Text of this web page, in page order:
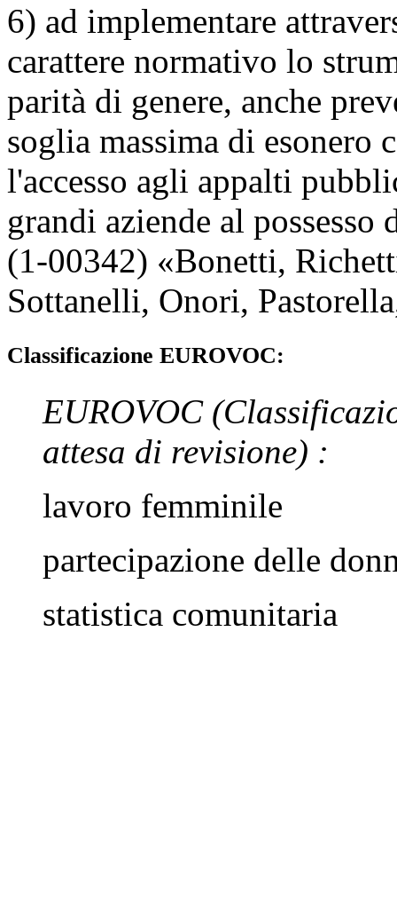
6) ad implementare
carattere normativo lo
parità di genere, anche
soglia massima di
l'accesso agli appalti
grandi aziende al
(1-00342) «Bonetti,
Sottanelli, Onori, Pastorella
Classificazione EUROVOC:
EUROVOC
attesa di revisione) :
lavoro femminile
partecipazione delle
statistica comunitaria